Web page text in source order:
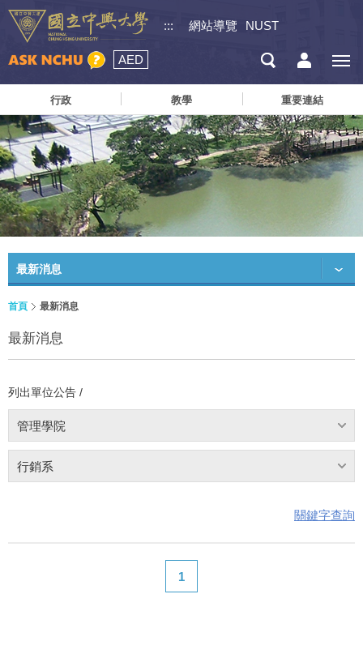
::: 網站導覽 NUST
AED
行政 教學 重要連結
最新消息
首頁 最新消息
最新消息
列出單位公告 /
管理學院
行銷系
關鍵字查詢
1